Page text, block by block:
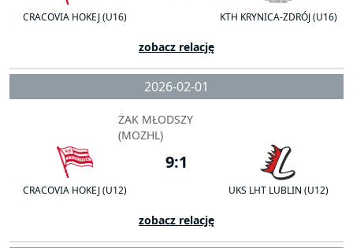
CRACOVIA HOKEJ (U16) KTH KRYNICA-ZDRÓJ (U16)
zobacz relację
2026-02-01
ŻAK MŁODSZY
(MOZHL)
CRACOVIA HOKEJ (U12)
9:1
UKS LHT LUBLIN (U12)
zobacz relację